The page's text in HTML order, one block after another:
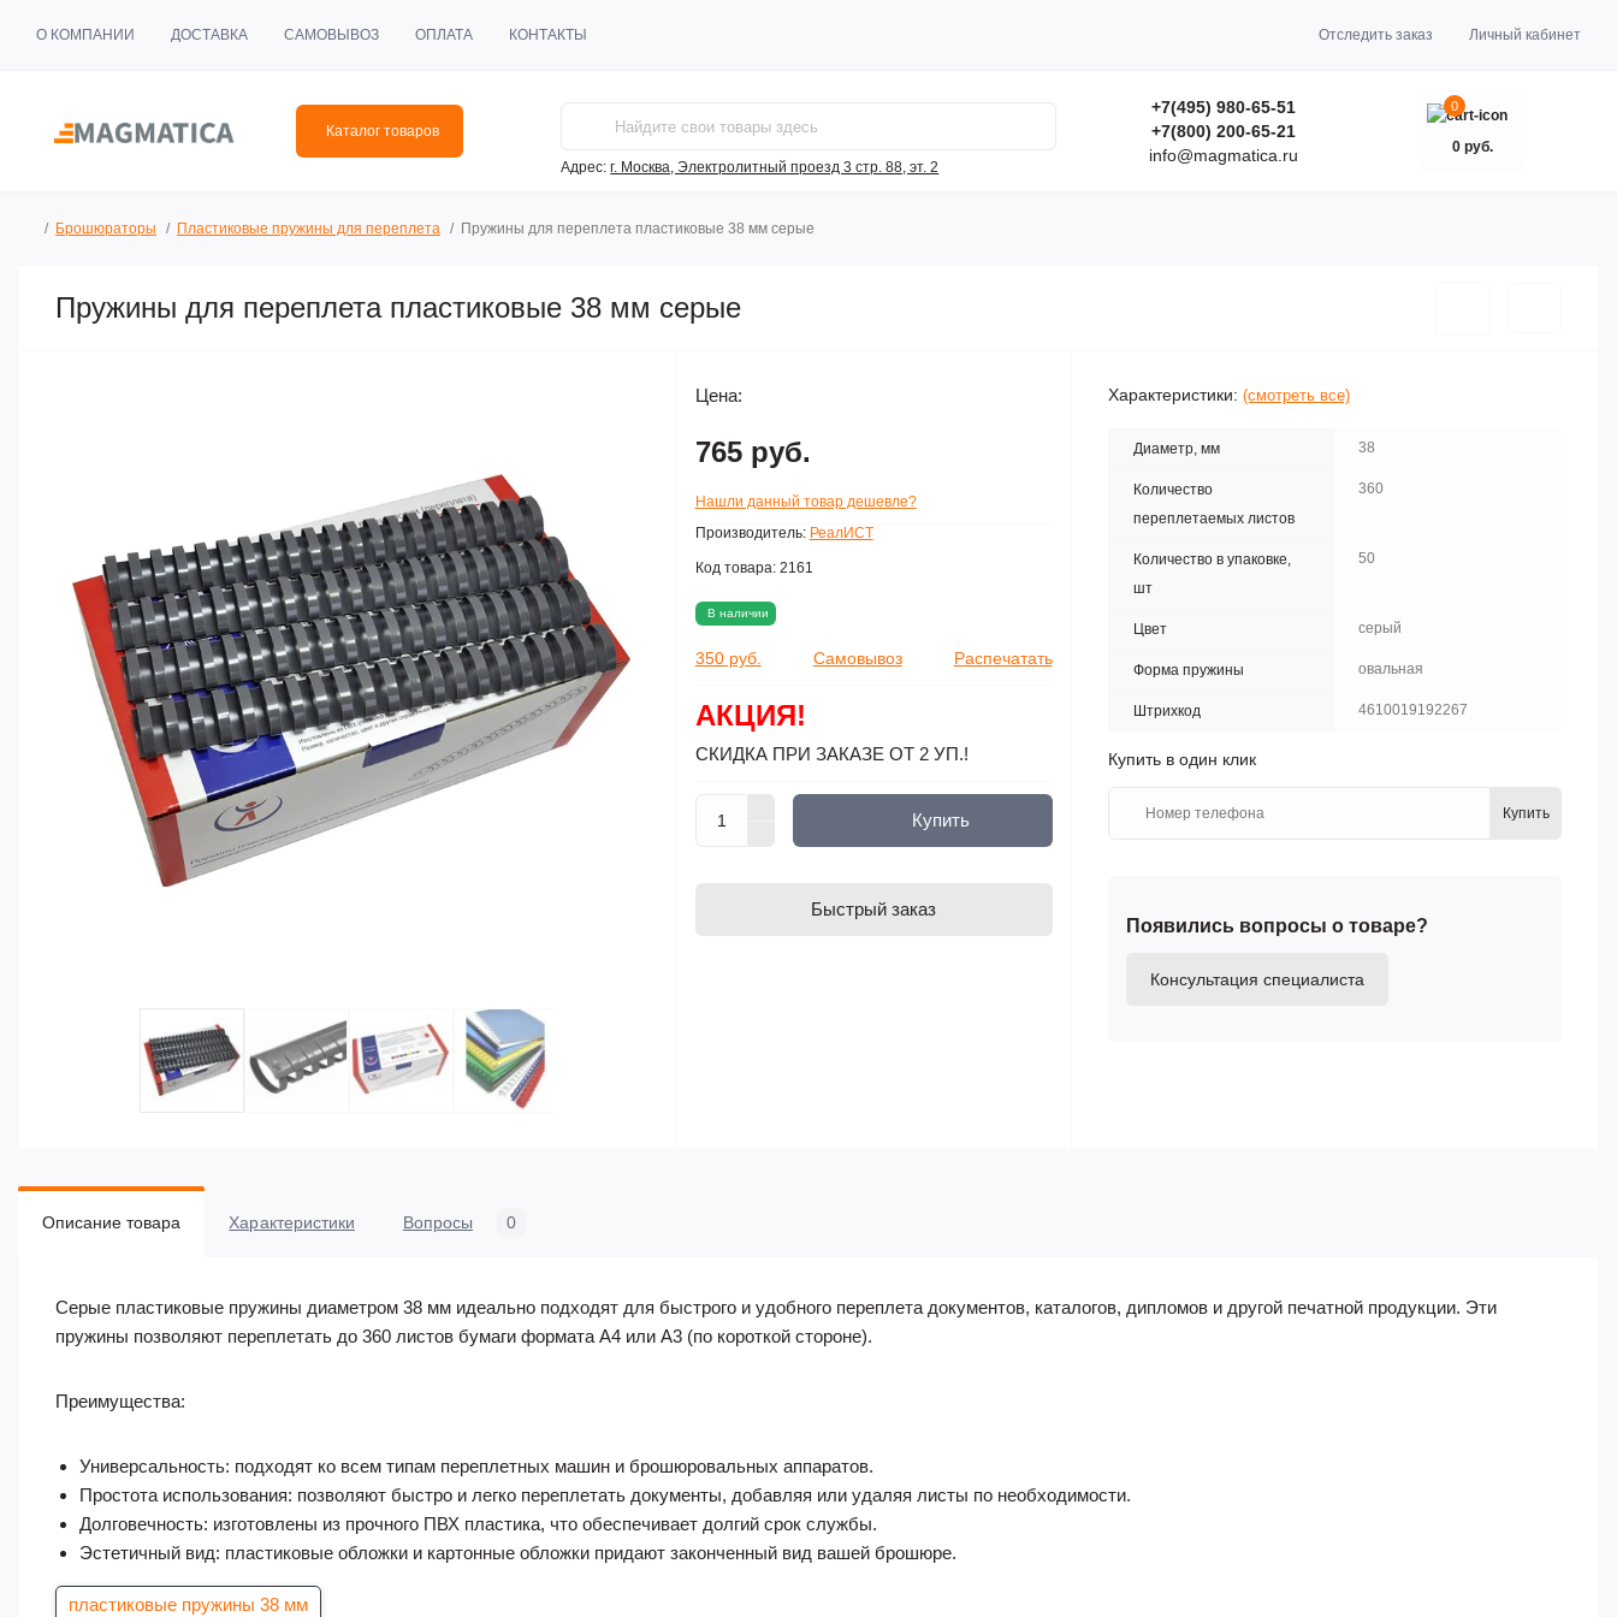
О КОМПАНИИ ДОСТАВКА САМОВЫВОЗ ОПЛАТА КОНТАКТЫ Отследить заказ Личный кабинет
Каталог товаров
Адрес: г. Москва, Электролитный проезд 3 стр. 88, эт. 2
+7(495) 980-65-51
+7(800) 200-65-21
info@magmatica.ru
0
0 руб.
Брошюраторы Пластиковые пружины для переплета Пружины для переплета пластиковые 38 мм серые
Пружины для переплета пластиковые 38 мм серые
Производитель: РеалИСТ
Код товара: 2161
В наличии
350 руб. Самовывоз Распечатать
Цена:
765 руб.
Нашли данный товар дешевле?
АКЦИЯ!
СКИДКА ПРИ ЗАКАЗЕ ОТ 2 УП.!
Купить
Быстрый заказ
Характеристики: (смотреть все)
Диаметр, мм 38
Количество
переплетаемых листов
360
Количество в упаковке,
шт
50
Цвет серый
Форма пружины овальная
Штрихкод 4610019192267
Купить в один клик
Купить
Появились вопросы о товаре?
Консультация специалиста
Описание товара Характеристики Вопросы 0
Серые пластиковые пружины диаметром 38 мм идеально подходят для быстрого и удобного переплета документов, каталогов, дипломов и другой печатной продукции. Эти
пружины позволяют переплетать до 360 листов бумаги формата А4 или А3 (по короткой стороне).
Преимущества:
Универсальность: подходят ко всем типам переплетных машин и брошюровальных аппаратов.
Простота использования: позволяют быстро и легко переплетать документы, добавляя или удаляя листы по необходимости.
Долговечность: изготовлены из прочного ПВХ пластика, что обеспечивает долгий срок службы.
Эстетичный вид: пластиковые обложки и картонные обложки придают законченный вид вашей брошюре.
пластиковые пружины 38 мм